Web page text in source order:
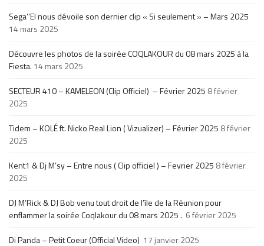
Sega’’El nous dévoile son dernier clip « Si seulement » – Mars 2025
14 mars 2025
Découvre les photos de la soirée COQLAKOUR du 08 mars 2025 à la
Fiesta. 14 mars 2025
SECTEUR 410 – KAMELEON (Clip Officiel) – Février 2025 8 février
2025
Tidem – KOLÉ ft. Nicko Real Lion ( Vizualizer) – Février 2025 8 février
2025
Kent1 & Dj M’sy – Entre nous ( Clip officiel ) – Fevrier 2025 8 février
2025
DJ M’Rick & DJ Bob venu tout droit de l’île de la Réunion pour
enflammer la soirée Coqlakour du 08 mars 2025 . 6 février 2025
Di Panda – Petit Coeur (Official Video) 17 janvier 2025